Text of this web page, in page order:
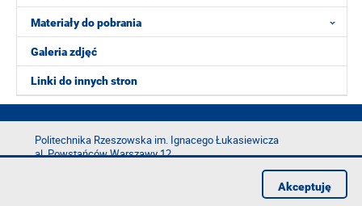
Materiały do pobrania
Galeria zdjęć
Linki do innych stron
Politechnika Rzeszowska im. Ignacego Łukasiewicza
al. Powstańców Warszawy 12
Akceptuję